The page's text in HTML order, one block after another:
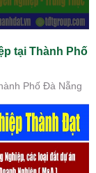
tại Thành Phố
Phố Đà Nẵng